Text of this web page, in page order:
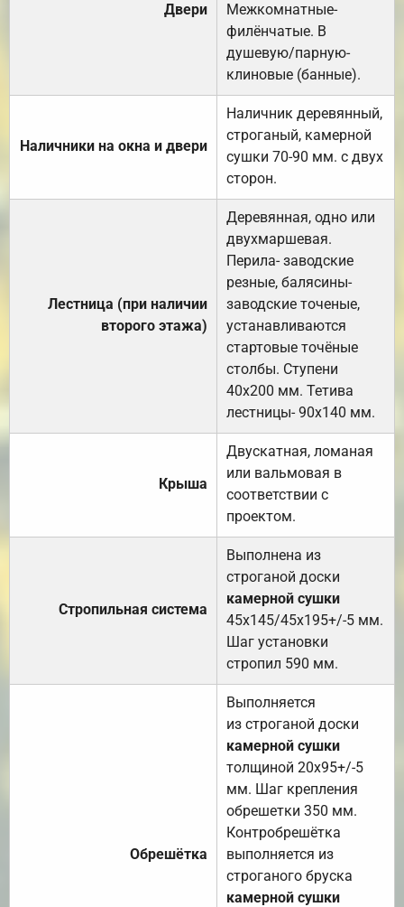
Двери
Межкомнатные-
филёнчатые. В
душевую/парную-
клиновые (банные).
Наличники на окна и двери
Наличник деревянный,
строганый, камерной
сушки 70-90 мм. с двух
сторон.
Лестница (при наличии
второго этажа)
Деревянная, одно или
двухмаршевая.
Перила- заводские
резные, балясины-
заводские точеные,
устанавливаются
стартовые точёные
столбы. Ступени
40х200 мм. Тетива
лестницы- 90х140 мм.
Крыша
Двускатная, ломаная
или вальмовая в
соответствии с
проектом.
Стропильная система
Выполнена из
строганой доски
камерной сушки
45х145/45х195+/-5 мм.
Шаг установки
стропил 590 мм.
Обрешётка
Выполняется
из строганой доски
камерной сушки
толщиной 20х95+/-5
мм. Шаг крепления
обрешетки 350 мм.
Контробрешётка
выполняется из
строганого бруска
камерной сушки